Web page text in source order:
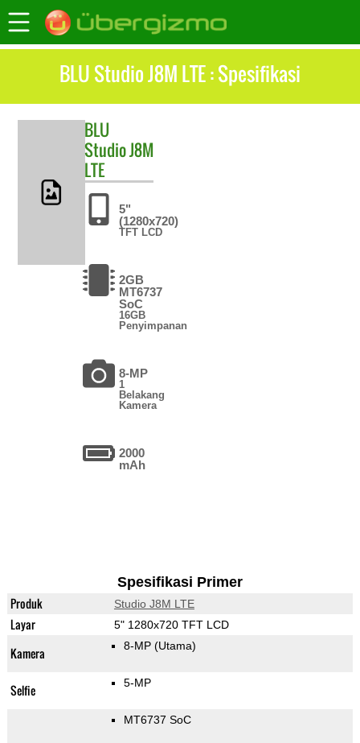
BLU Studio J8M LTE : Spesifikasi
BLU
Studio J8M
LTE
5"
(1280x720)
TFT LCD
2GB
MT6737
SoC
16GB
Penyimpanan
8-MP
1
Belakang
Kamera
2000
mAh
Spesifikasi Primer
Produk Studio J8M LTE
Layar 5" 1280x720 TFT LCD
Kamera 8-MP (Utama)
Selfie 5-MP
MT6737 SoC